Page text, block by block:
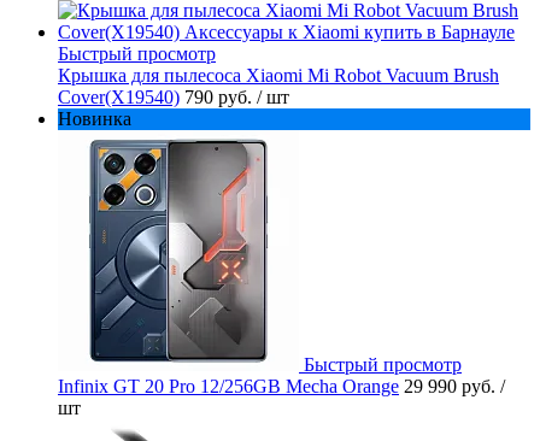
Быстрый просмотр
Крышка для пылесоса Xiaomi Mi Robot Vacuum Brush
Cover(X19540) 790 руб. / шт
Новинка
Быстрый просмотр
Infinix GT 20 Pro 12/256GB Mecha Orange 29 990 руб. /
шт